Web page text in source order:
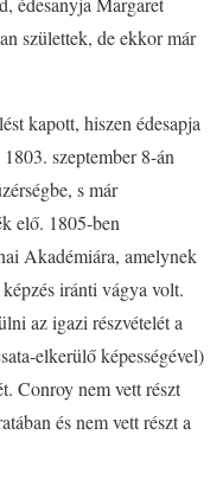
születtek, de ekkor már
kapott, hiszen édesapja
szeptember 8-án
s már
elő. 1805-ben
Akadémiára, amelynek
iránti vágya volt.
az igazi részvételét a
elkerülő képességével)
Conroy nem vett részt
és nem vett részt a